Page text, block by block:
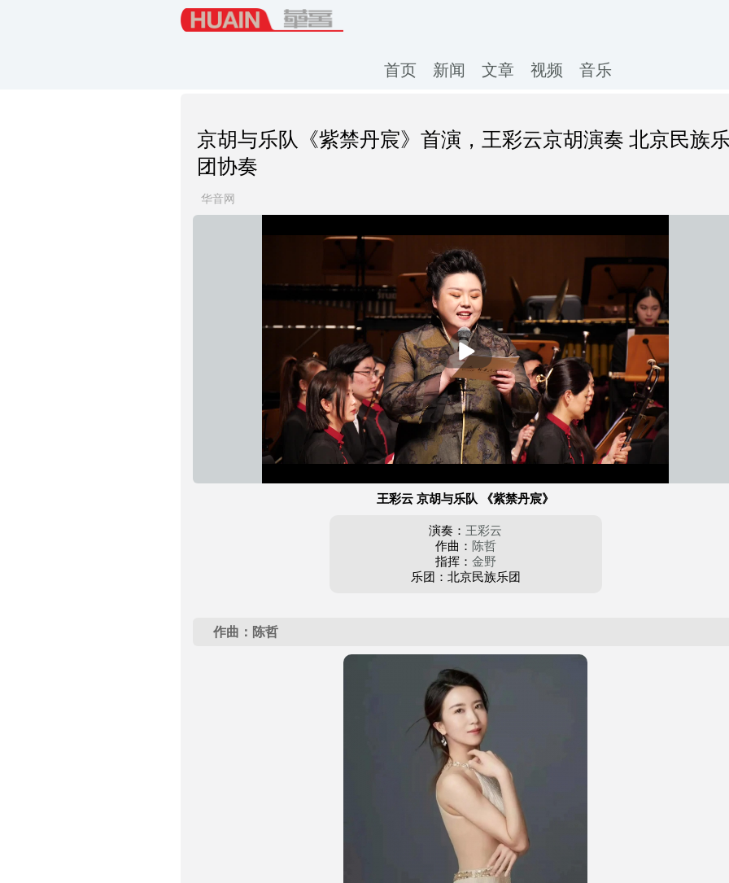
首页 新闻 文章 视频 音乐
京胡与乐队《紫禁丹宸》首演，王彩云京胡演奏 北京民族乐
团协奏
华音网
播
放
王彩云 京胡与乐队 《紫禁丹宸》
演奏： 王彩云
作曲： 陈哲
指挥： 金野
乐团：北京民族乐团
作曲：陈哲